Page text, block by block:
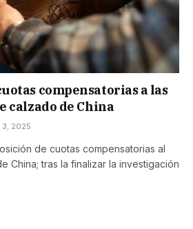
compensatorias a las
calzado de China
3, 2025
de cuotas compensatorias al
China; tras la finalizar la investigación